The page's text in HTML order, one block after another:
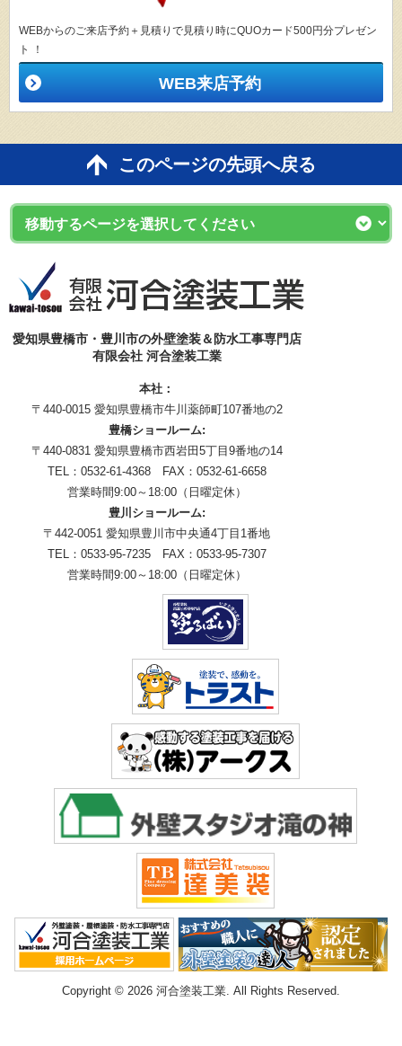
WEBからのご来店予約＋見積りで見積り時にQUOカード500円分プレゼン
ト ！
WEB来店予約
このページの先頭へ戻る
愛知県豊橋市・豊川市の外壁塗装＆防水工事専門店
有限会社 河合塗装工業
本社：
〒440-0015 愛知県豊橋市牛川薬師町107番地の2
豊橋ショールーム:
〒440-0831 愛知県豊橋市西岩田5丁目9番地の14
TEL：0532-61-4368 FAX：0532-61-6658
営業時間9:00～18:00（日曜定休）
豊川ショールーム:
〒442-0051 愛知県豊川市中央通4丁目1番地
TEL：0533-95-7235 FAX：0533-95-7307
営業時間9:00～18:00（日曜定休）
Copyright © 2026 河合塗装工業. All Rights Reserved.